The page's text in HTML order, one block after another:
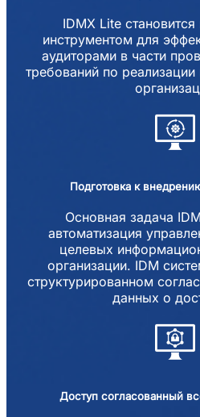
IDMX Lite
инструментом для
аудиторами в части
требований по
Подготовка к
Основная задача
автоматизация
целевых
организации. IDM
структурированном
данных о
Доступ согласованный